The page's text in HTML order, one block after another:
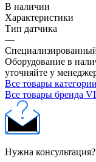
В наличии
Характеристики
Тип датчика
—
Оборудование в
уточняйте у
Все товары категории
Все товары бренда
Нужна консультация?